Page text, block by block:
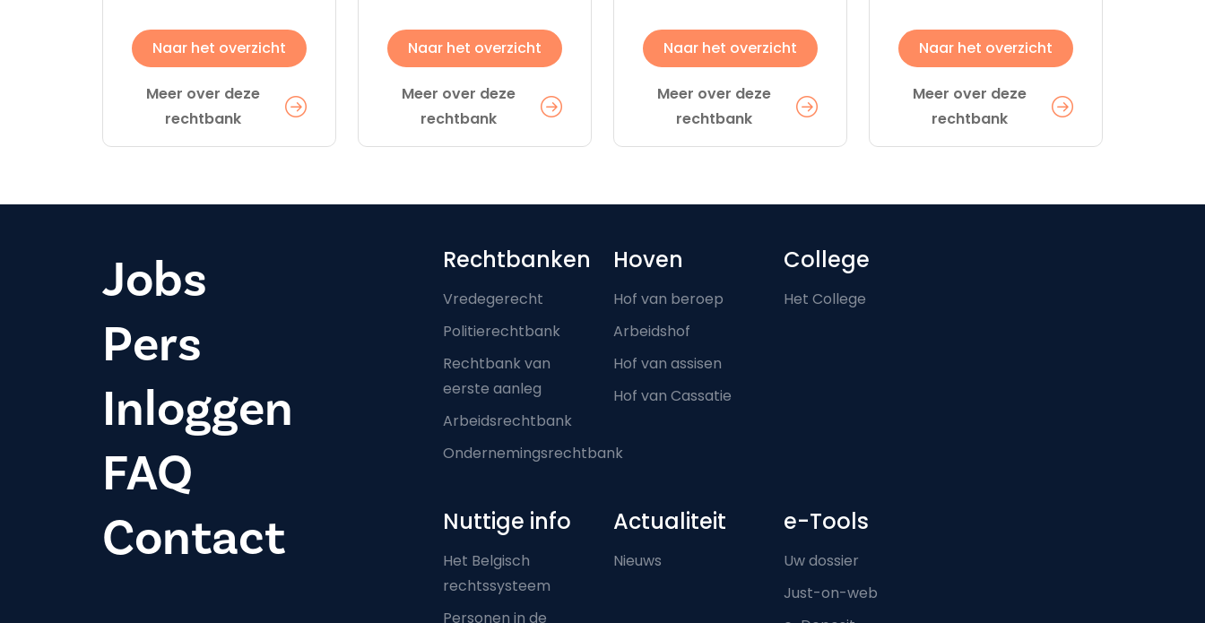
Naar het overzicht
Meer over deze
rechtbank
Naar het overzicht
Meer over deze
rechtbank
Naar het overzicht
Meer over deze
rechtbank
Naar het overzicht
Meer over deze
rechtbank
Jobs
Pers
Inloggen
FAQ
Contact
Footer-menu
Rechtbanken
Vredegerecht
Politierechtbank
Rechtbank van
eerste aanleg
Arbeidsrechtbank
Ondernemingsrechtbank
Hoven
Hof van beroep
Arbeidshof
Hof van assisen
Hof van Cassatie
College
Het College
Nuttige info
Het Belgisch
rechtssysteem
Personen in de
Actualiteit
Nieuws
e-Tools
Uw dossier
Just-on-web